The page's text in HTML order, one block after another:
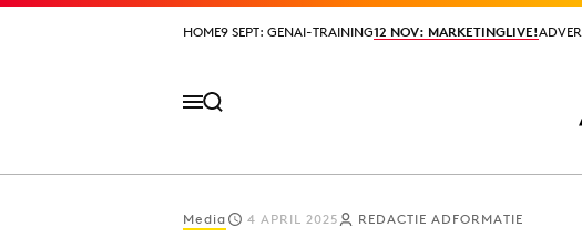
HOME9 SEPT: GENAI-TRAINING12 NOV: MARKETINGLIVE!
HOME9 SEPT: GENAI-TRAINING12 NOV: MARKETINGLIVE!
Media 4 APRIL 2025 REDACTIE ADFORMATIE